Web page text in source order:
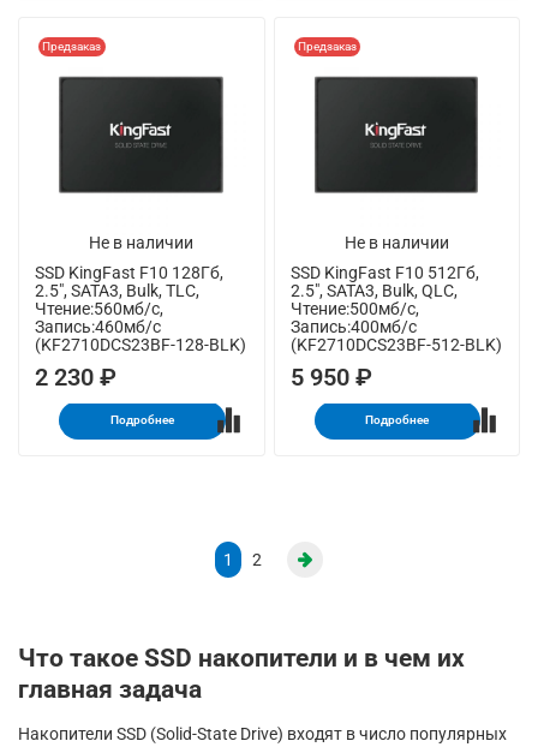
Не в наличии
Предзаказ
SSD KingFast F10 128Гб,
2.5", SATA3, Bulk, TLC,
Чтение:560мб/с,
Запись:460мб/с
(KF2710DCS23BF-128-BLK)
2 230 ₽
Подробнее
Не в наличии
Предзаказ
SSD KingFast F10 512Гб,
2.5", SATA3, Bulk, QLC,
Чтение:500мб/с,
Запись:400мб/с
(KF2710DCS23BF-512-BLK)
5 950 ₽
Подробнее
1 2
Что такое SSD накопители и в чем их
главная задача
Накопители SSD (Solid-State Drive) входят в число популярных